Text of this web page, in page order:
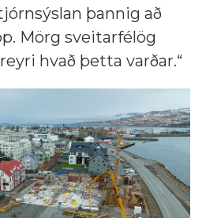
þannig að
Mörg sveitarfélög
hvað þetta varðar.“